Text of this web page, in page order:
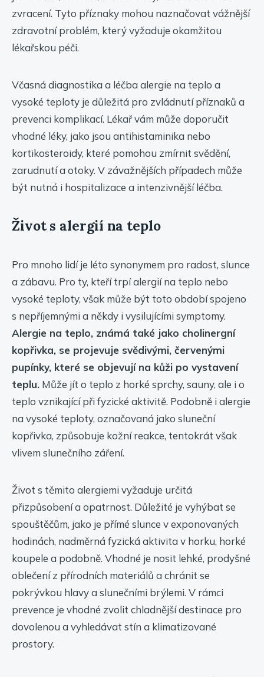
zvracení. Tyto příznaky mohou naznačovat vážnější
zdravotní problém, který vyžaduje okamžitou
lékařskou péči.
Včasná diagnostika a léčba alergie na teplo a
vysoké teploty je důležitá pro zvládnutí příznaků a
prevenci komplikací. Lékař vám může doporučit
vhodné léky, jako jsou antihistaminika nebo
kortikosteroidy, které pomohou zmírnit svědění,
zarudnutí a otoky. V závažnějších případech může
být nutná i hospitalizace a intenzivnější léčba.
Život s alergií na teplo
Pro mnoho lidí je léto synonymem pro radost, slunce
a zábavu. Pro ty, kteří trpí alergií na teplo nebo
vysoké teploty, však může být toto období spojeno
s nepříjemnými a někdy i vysilujícími symptomy.
Alergie na teplo, známá také jako cholinergní
kopřivka, se projevuje svědivými, červenými
pupínky, které se objevují na kůži po vystavení
teplu. Může jít o teplo z horké sprchy, sauny, ale i o
teplo vznikající při fyzické aktivitě. Podobně i alergie
na vysoké teploty, označovaná jako sluneční
kopřivka, způsobuje kožní reakce, tentokrát však
vlivem slunečního záření.
Život s těmito alergiemi vyžaduje určitá
přizpůsobení a opatrnost. Důležité je vyhýbat se
spouštěčům, jako je přímé slunce v exponovaných
hodinách, nadměrná fyzická aktivita v horku, horké
koupele a podobně. Vhodné je nosit lehké, prodyšné
oblečení z přírodních materiálů a chránit se
pokrývkou hlavy a slunečními brýlemi. V rámci
prevence je vhodné zvolit chladnější destinace pro
dovolenou a vyhledávat stín a klimatizované
prostory.